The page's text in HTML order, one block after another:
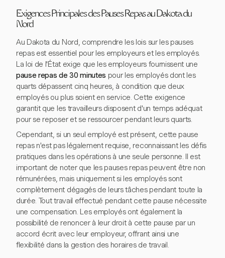
Exigences Principales des Pauses Repas au Dakota du
Nord
Au Dakota du Nord, comprendre les lois sur les pauses
repas est essentiel pour les employeurs et les employés.
La loi de l'État exige que les employeurs fournissent une
pause repas de 30 minutes pour les employés dont les
quarts dépassent cinq heures, à condition que deux
employés ou plus soient en service. Cette exigence
garantit que les travailleurs disposent d'un temps adéquat
pour se reposer et se ressourcer pendant leurs quarts.
Cependant, si un seul employé est présent, cette pause
repas n'est pas légalement requise, reconnaissant les défis
pratiques dans les opérations à une seule personne. Il est
important de noter que les pauses repas peuvent être non
rémunérées, mais uniquement si les employés sont
complètement dégagés de leurs tâches pendant toute la
durée. Tout travail effectué pendant cette pause nécessite
une compensation. Les employés ont également la
possibilité de renoncer à leur droit à cette pause par un
accord écrit avec leur employeur, offrant ainsi une
flexibilité dans la gestion des horaires de travail.